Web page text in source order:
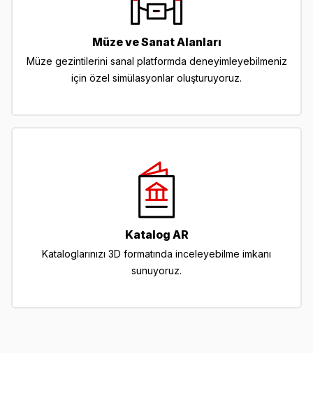
Müze ve Sanat Alanları
Müze gezintilerini sanal platformda deneyimleyebilmeniz
için özel simülasyonlar oluşturuyoruz.
Katalog AR
Kataloglarınızı 3D formatında inceleyebilme imkanı
sunuyoruz.